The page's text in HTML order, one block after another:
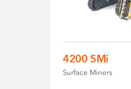
4200 SMi
Surface Miners